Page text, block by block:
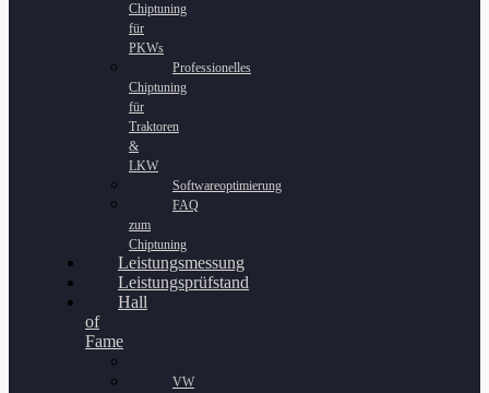
Chiptuning
für
PKWs
Professionelles
Chiptuning
für
Traktoren
&
LKW
Softwareoptimierung
FAQ
zum
Chiptuning
Leistungsmessung
Leistungsprüfstand
Hall
of
Fame
VW